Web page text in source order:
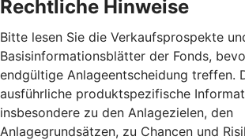
Rechtliche Hinweise
Bitte lesen Sie die Verkaufsprospekte
Basisinformationsblätter der Fonds,
endgültige Anlageentscheidung treffen.
ausführliche produktspezifische
insbesondere zu den Anlagezielen, den
Anlagegrundsätzen, zu Chancen und